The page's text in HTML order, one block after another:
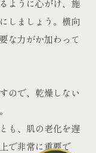
ように心がけ、施
しましょう。横向
な力がか加わって
ので、乾燥しない
も、肌の老化を遅
で非常に重要で